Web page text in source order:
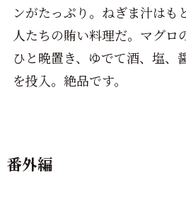
ンがたっぷり。ねぎま汁はも
人たちの賄い料理だ。マグロ
ひと晩置き、ゆでて酒、塩、
を投入。絶品です。
番外編